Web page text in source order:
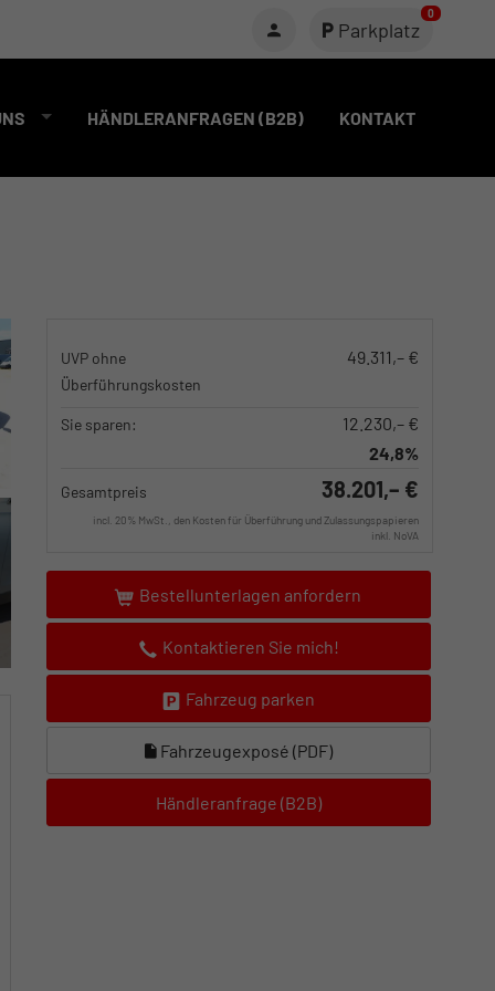
Parkplatz
0
HÄNDLERANFRAGEN (B2B) KONTAKT
UVP ohne
Überführungskosten
49.311,– €
Sie sparen:
12.230,– €
24,8%
Gesamtpreis 38.201,– €
incl. 20% MwSt., den Kosten für Überführung und Zulassungspapieren
inkl. NoVA
Bestellunterlagen anfordern
Kontaktieren Sie mich!
Fahrzeug parken
Fahrzeugexposé (PDF)
Händleranfrage (B2B)